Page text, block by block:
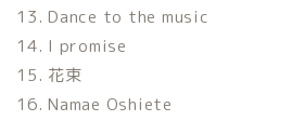
13. Dance to the music
14. I promise
15. 花束
16. Namae Oshiete